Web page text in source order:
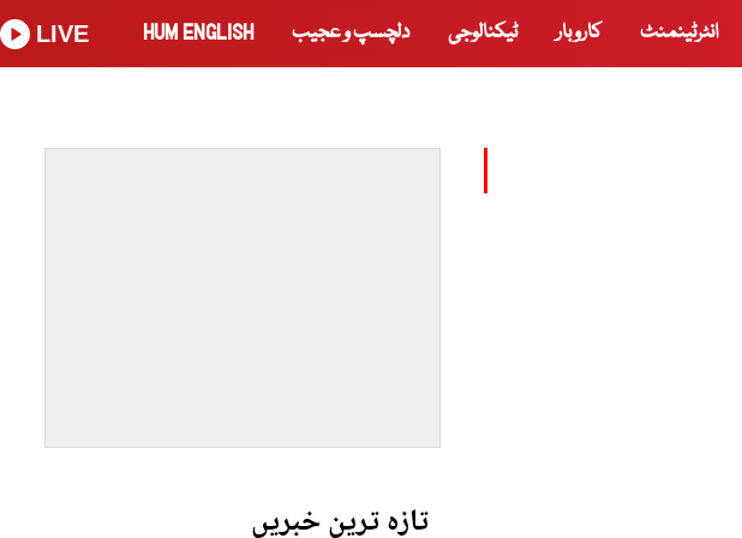
انٹرٹینمنٹ کاروبار ٹیکنالوجی دلچسپ و عجیب HUM ENGLISH
LIVE
تازہ ترین خبریں